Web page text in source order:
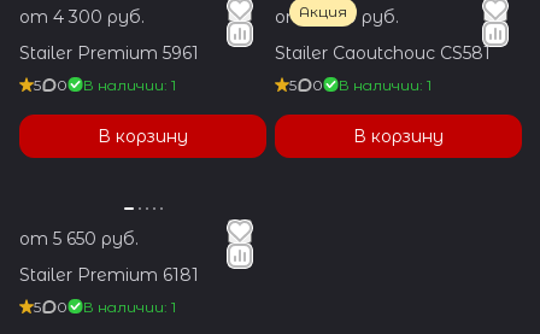
от 4 300 руб.
Stailer Premium 5961
5 0 В наличии: 1
В корзину
Акция
от 3 600 руб.
Stailer Caoutchouc CS581
5 0 В наличии: 1
В корзину
от 5 650 руб.
Stailer Premium 6181
5 0 В наличии: 1